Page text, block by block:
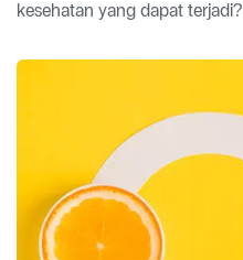
kesehatan yang dapat terjadi?